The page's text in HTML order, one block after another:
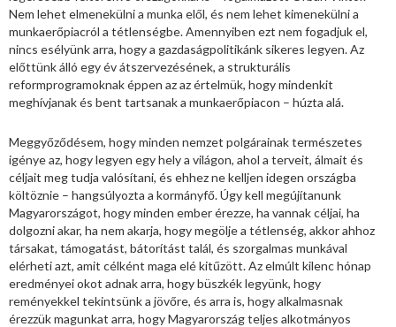
Nem lehet elmenekülni a munka elől, és nem lehet kimenekülni a
munkaerőpiacról a tétlenségbe. Amennyiben ezt nem fogadjuk el,
nincs esélyünk arra, hogy a gazdaságpolitikánk sikeres legyen. Az
előttünk álló egy év átszervezésének, a strukturális
reformprogramoknak éppen az az értelmük, hogy mindenkit
meghívjanak és bent tartsanak a munkaerőpiacon – húzta alá.
Meggyőződésem, hogy minden nemzet polgárainak természetes
igénye az, hogy legyen egy hely a világon, ahol a terveit, álmait és
céljait meg tudja valósítani, és ehhez ne kelljen idegen országba
költöznie – hangsúlyozta a kormányfő. Úgy kell megújítanunk
Magyarországot, hogy minden ember érezze, ha vannak céljai, ha
dolgozni akar, ha nem akarja, hogy megölje a tétlenség, akkor ahhoz
társakat, támogatást, bátorítást talál, és szorgalmas munkával
elérheti azt, amit célként maga elé kitűzött. Az elmúlt kilenc hónap
eredményei okot adnak arra, hogy büszkék legyünk, hogy
reményekkel tekintsünk a jövőre, és arra is, hogy alkalmasnak
érezzük magunkat arra, hogy Magyarország teljes alkotmányos